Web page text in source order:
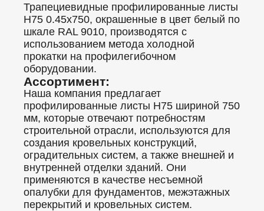
Трапециевидные профилированные листы
Н75 0.45x750, окрашенные в цвет белый по
шкале RAL 9010, производятся с
использованием метода холодной
прокатки на профилегибочном
оборудовании.
Ассортимент:
Наша компания предлагает
профилированные листы Н75 шириной 750
мм, которые отвечают потребностям
строительной отрасли, используются для
создания кровельных конструкций,
оградительных систем, а также внешней и
внутренней отделки зданий. Они
применяются в качестве несъемной
опалубки для фундаментов, межэтажных
перекрытий и кровельных систем.